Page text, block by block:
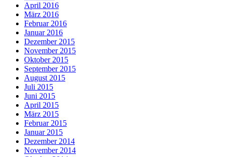
April 2016
März 2016
Februar 2016
Januar 2016
Dezember 2015
November 2015
Oktober 2015
September 2015
August 2015
Juli 2015
Juni 2015
April 2015
März 2015
Februar 2015
Januar 2015
Dezember 2014
November 2014